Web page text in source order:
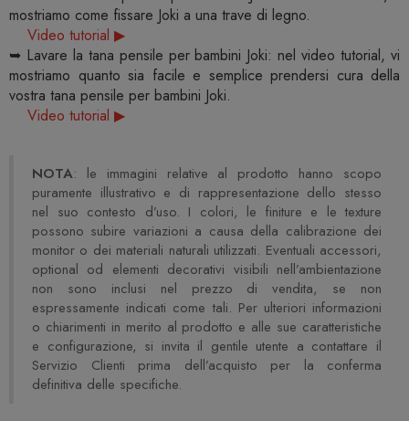
mostriamo come fissare Joki a una trave di legno.
Video tutorial ▶
➥ Lavare la tana pensile per bambini Joki: nel video tutorial, vi
mostriamo quanto sia facile e semplice prendersi cura della
vostra tana pensile per bambini Joki.
Video tutorial ▶
NOTA: le immagini relative al prodotto hanno scopo
puramente illustrativo e di rappresentazione dello stesso
nel suo contesto d’uso. I colori, le finiture e le texture
possono subire variazioni a causa della calibrazione dei
monitor o dei materiali naturali utilizzati. Eventuali accessori,
optional od elementi decorativi visibili nell’ambientazione
non sono inclusi nel prezzo di vendita, se non
espressamente indicati come tali. Per ulteriori informazioni
o chiarimenti in merito al prodotto e alle sue caratteristiche
e configurazione, si invita il gentile utente a contattare il
Servizio Clienti prima dell’acquisto per la conferma
definitiva delle specifiche.